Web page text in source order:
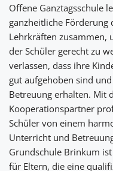
Offene Ganztagsschule
ganzheitliche
Lehrkräften zusammen,
der Schüler gerecht zu
verlassen, dass ihre
gut aufgehoben sind
Betreuung erhalten. Mit
Kooperationspartner
Schüler von einem
Unterricht und
Grundschule Brinkum
für Eltern, die eine